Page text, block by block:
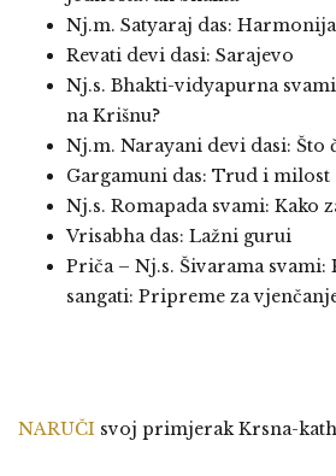
Nj.m. Satyaraj das:
Revati devi dasi: Sarajevo
Nj.s. Bhakti-vidyapurna
na Krišnu?
Nj.m. Narayani devi dasi: Što
Gargamuni das: Trud i milost
Nj.s. Romapada svami: Kako
Vrisabha das: Lažni gurui
Priča – Nj.s. Šivarama svami:
sangati: Pripreme za
NARUČI svoj primjerak Krsna-